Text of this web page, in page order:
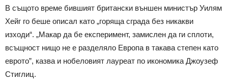
В същото време бившият британски външен министър Уилям
Хейг го беше описал като „горяща сграда без никакви
изходи“. „Макар да бе експеримент, замислен да ги сплоти,
всъщност нищо не е разделяло Европа в такава степен като
еврото”, казва и нобеловият лауреат по икономика Джоузеф
Стиглиц.